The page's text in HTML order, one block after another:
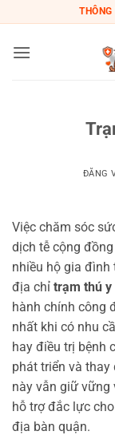
qua
nội
ĐĂNG
Việc chăm sóc
dịch tễ cộng
nhiều hộ gia đình
địa chỉ trạm thú y
hành chính công
nhất khi có nhu
hay điều trị bệnh
phát triển và
này vẫn giữ vững
hỗ trợ đắc lực
địa bàn quận.